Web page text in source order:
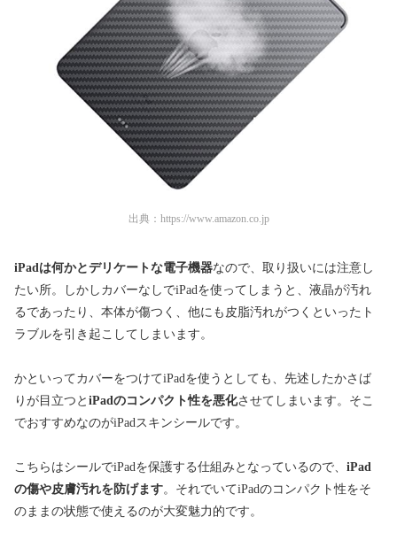
出典： https://www.amazon.co.jp
iPadは何かとデリケートな電子機器なので、取り扱いには注意し
たい所。しかしカバーなしでiPadを使ってしまうと、液晶が汚れ
るであったり、本体が傷つく、他にも皮脂汚れがつくといったト
ラブルを引き起こしてしまいます。
かといってカバーをつけてiPadを使うとしても、先述したかさば
りが目立つと iPadのコンパクト性を悪化させてしまいます。そこ
でおすすめなのがiPadスキンシールです。
こちらはシールでiPadを保護する仕組みとなっているので、 iPad
の傷や皮膚汚れを防げます。それでいてiPadのコンパクト性をそ
のままの状態で使えるのが大変魅力的です。